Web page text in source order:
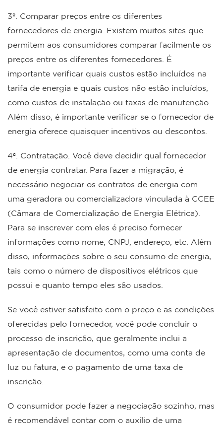
3º. Comparar preços entre os diferentes
fornecedores de energia. Existem muitos sites que
permitem aos consumidores comparar facilmente os
preços entre os diferentes fornecedores. É
importante verificar quais custos estão incluídos na
tarifa de energia e quais custos não estão incluídos,
como custos de instalação ou taxas de manutenção.
Além disso, é importante verificar se o fornecedor de
energia oferece quaisquer incentivos ou descontos.
4ª. Contratação. Você deve decidir qual fornecedor
de energia contratar. Para fazer a migração, é
necessário negociar os contratos de energia com
uma geradora ou comercializadora vinculada à CCEE
(Câmara de Comercialização de Energia Elétrica).
Para se inscrever com eles é preciso fornecer
informações como nome, CNPJ, endereço, etc. Além
disso, informações sobre o seu consumo de energia,
tais como o número de dispositivos elétricos que
possui e quanto tempo eles são usados.
Se você estiver satisfeito com o preço e as condições
oferecidas pelo fornecedor, você pode concluir o
processo de inscrição, que geralmente inclui a
apresentação de documentos, como uma conta de
luz ou fatura, e o pagamento de uma taxa de
inscrição.
O consumidor pode fazer a negociação sozinho, mas
é recomendável contar com o auxílio de uma